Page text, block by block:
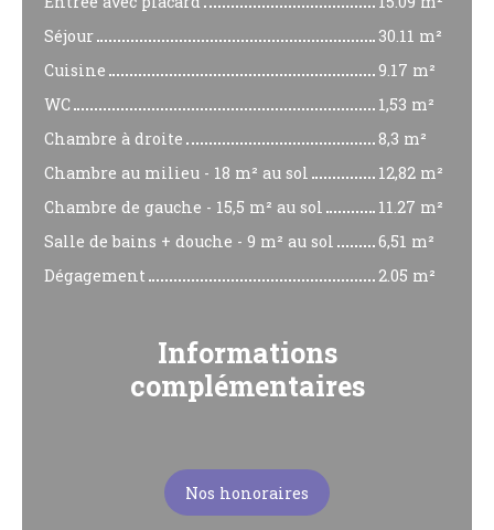
Séjour
30.11 m²
Cuisine
9.17 m²
WC
1,53 m²
Chambre à droite
8,3 m²
Chambre au milieu - 18 m² au sol
12,82 m²
Chambre de gauche - 15,5 m² au sol
11.27 m²
Salle de bains + douche - 9 m² au sol
6,51 m²
Dégagement
2.05 m²
Informations
complémentaires
Nos honoraires